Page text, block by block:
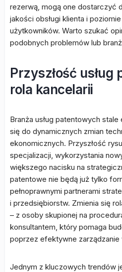
rezerwą, mogą one dostarczyć
jakości obsługi klienta i
użytkowników. Warto szukać
podobnych problemów lub
Przyszłość
rola kancelarii
Branża usług patentowych
się do dynamicznych zmian
ekonomicznych. Przyszłość
specjalizacji, wykorzystania
większego nacisku na
patentowe nie będą już tylko
pełnoprawnymi partnerami
i przedsiębiorstw. Zmienia się
– z osoby skupionej na
konsultantem, który pomaga
poprzez efektywne zarządzanie
Jednym z kluczowych trendów